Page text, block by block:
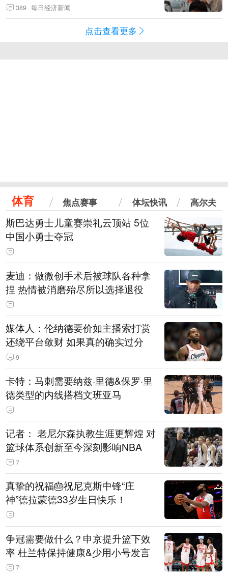
389 每日经济新闻
点击查看更多
体育 焦点赛事 体坛快讯 高尔夫
斯巴达勇士儿童赛崇礼云顶站 5位
中国小勇士夺冠
麦迪：做微创手术后被球队各种拿
捏 热情被消磨殆尽所以选择退役
媒体人：伦纳德要价如主播索打赏
还绕平台敛财 如果真的确实过分
9
卡特：马刺需要纳兹·里德&保罗·里
德类型的内线搭档文班亚马
记者： 老尼尔森执教生涯更辉煌 对
篮球体系创新至今深刻影响NBA
7
真挚的祝福🎂祝尼克斯中锋“庄
神”德拉蒙德33岁生日快乐！
争冠需要做什么？申京提升篮下效
率 杜兰特保持健康&少用小号发言
7